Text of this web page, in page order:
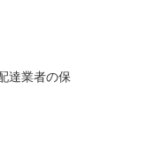
達業者の保